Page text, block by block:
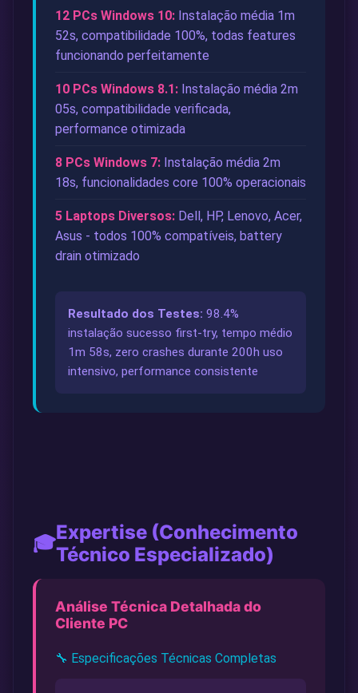
12 PCs Windows 10: Instalação média 1m
52s, compatibilidade 100%, todas features
funcionando perfeitamente
10 PCs Windows 8.1: Instalação média 2m
05s, compatibilidade verificada,
performance otimizada
8 PCs Windows 7: Instalação média 2m
18s, funcionalidades core 100% operacionais
5 Laptops Diversos: Dell, HP, Lenovo, Acer,
Asus - todos 100% compatíveis, battery
drain otimizado
Resultado dos Testes: 98.4%
instalação sucesso first-try, tempo médio
1m 58s, zero crashes durante 200h uso
intensivo, performance consistente
🎓Expertise (Conhecimento
Técnico Especializado)
Análise Técnica Detalhada do
Cliente PC
🔧 Especificações Técnicas Completas